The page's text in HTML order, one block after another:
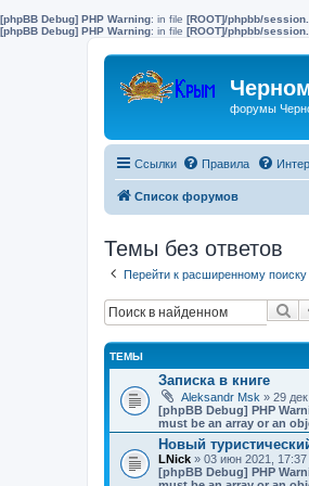
[phpBB Debug] PHP Warning: in file [ROOT]/phpbb/
[phpBB Debug] PHP Warning: in file [ROOT]/phpbb/
форумы
Ссылки Правила
Список форумов
Темы без ответов
Перейти к расширенному поиску
ТЕМЫ
Записка в книге
Aleksandr Msk » 29
[phpBB Debug] PHP
must be an array or an
Новый
LNick » 03 июн 2021,
[phpBB Debug] PHP